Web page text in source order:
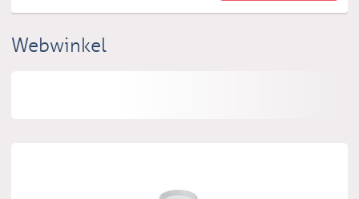
Webwinkel